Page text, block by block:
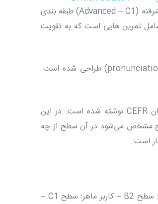
پادکست British Council براساس سطح زبان آموز از پایه (Beginner – A1) تا پیشرفته (Advanced – C1) طبقه بندی
تمرین هایی است که به تقویت
پادکست British Council با تمرکز بر روی مهارت شنیدن (listening) و تلفظ (pronunciation) طراحی شده است.
دروس خودآموز این بخش طبق چارچوب مرجع مشترک اروپایی برای زبان ها‌‌ یا همان CEFR نوشته شده است. در این
مشخص می‌شود در آن سطح از چه
است.
کاربر پایه: سطح A1 – کاربر پایه: سطح A2 – کاربر مستقل: سطح B1 – کاربر مستقل: سطح B2 – کاربر ماهر: سطح C1 –